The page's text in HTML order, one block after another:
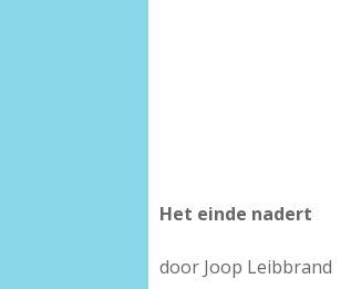
Het einde nadert
door Joop Leibbrand